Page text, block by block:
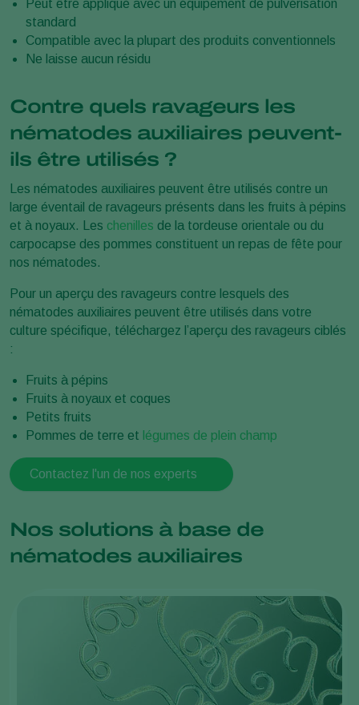
Peut être appliqué avec un équipement de pulvérisation
standard
Compatible avec la plupart des produits conventionnels
Ne laisse aucun résidu
Contre quels ravageurs les
nématodes auxiliaires peuvent-
ils être utilisés ?
Les nématodes auxiliaires peuvent être utilisés contre un
large éventail de ravageurs présents dans les fruits à pépins
et à noyaux. Les chenilles de la tordeuse orientale ou du
carpocapse des pommes constituent un repas de fête pour
nos nématodes.
Pour un aperçu des ravageurs contre lesquels des
nématodes auxiliaires peuvent être utilisés dans votre
culture spécifique, téléchargez l’aperçu des ravageurs ciblés
:
Fruits à pépins
Fruits à noyaux et coques
Petits fruits
Pommes de terre et légumes de plein champ
Contactez l'un de nos experts
Nos solutions à base de
nématodes auxiliaires